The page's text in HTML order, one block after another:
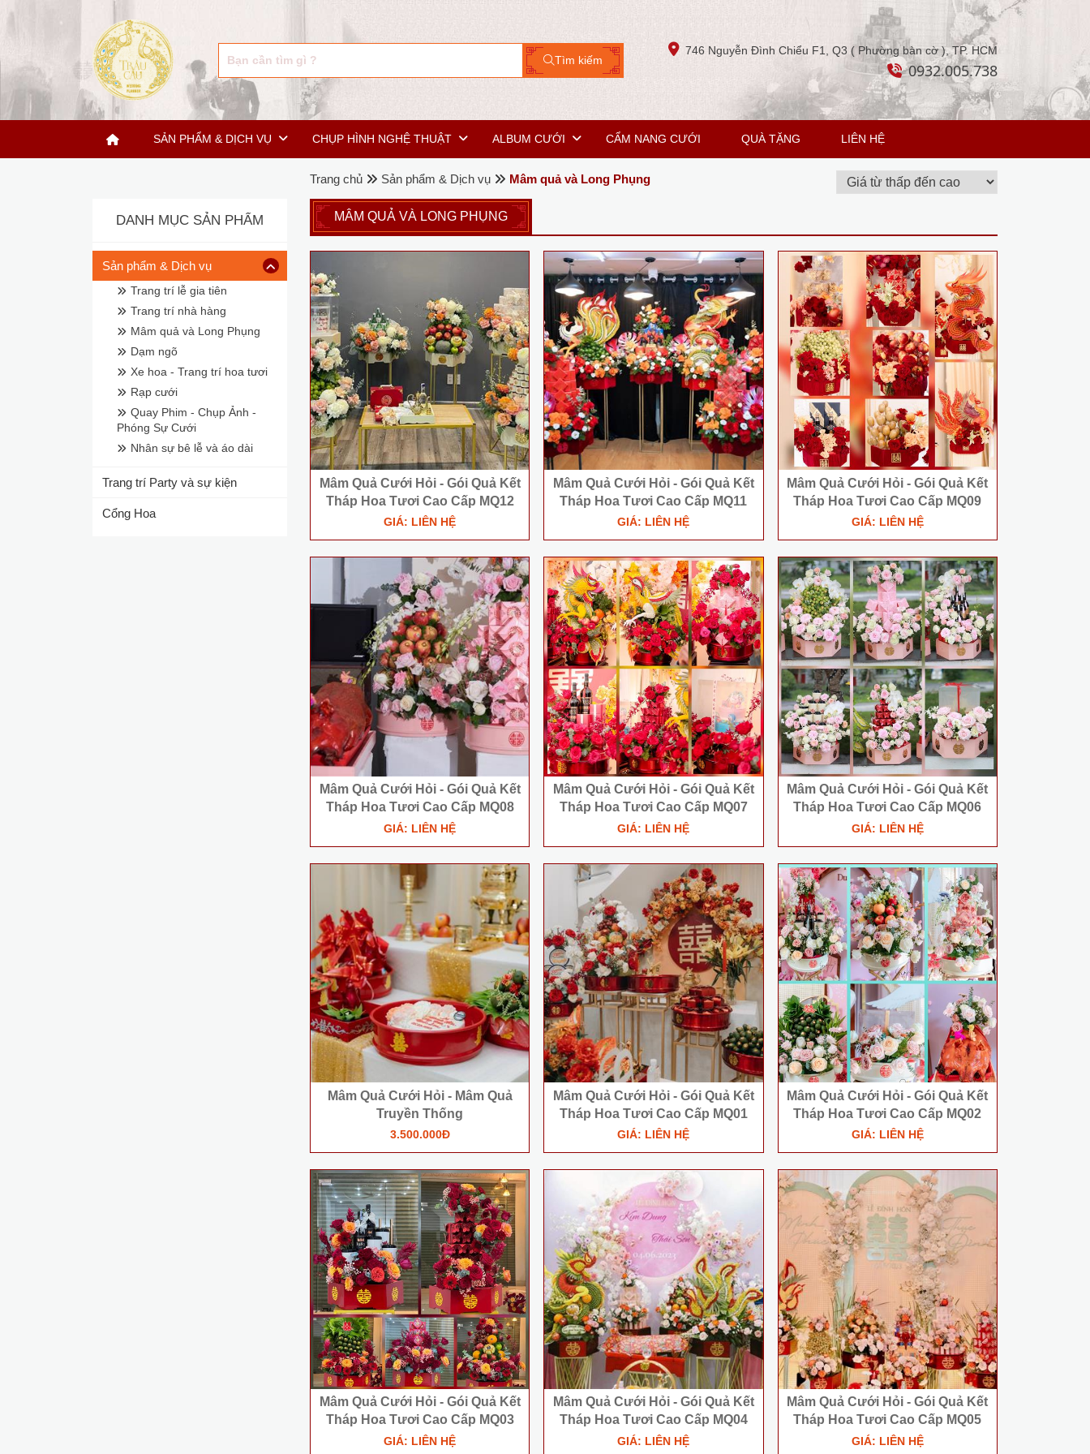
Tìm kiếm
746 Nguyễn Đình Chiểu F1, Q3 ( Phường bàn cờ ), TP. HCM
0932.005.738
SẢN PHẨM & DỊCH VỤ CHỤP HÌNH NGHỆ THUẬT ALBUM CƯỚI CẨM NANG CƯỚI QUÀ TẶNG LIÊN HỆ
DANH MỤC SẢN PHẨM
Sản phẩm & Dịch vụ
Trang trí lễ gia tiên
Trang trí nhà hàng
Mâm quả và Long Phụng
Dạm ngõ
Xe hoa - Trang trí hoa tươi
Rạp cưới
Quay Phim - Chụp Ảnh -
Phóng Sự Cưới
Nhân sự bê lễ và áo dài
Trang trí Party và sự kiện
Cổng Hoa
Trang chủ Sản phẩm & Dịch vụ Mâm quả và Long Phụng
MÂM QUẢ VÀ LONG PHỤNG
Mâm Quả Cưới Hỏi - Gói Quả Kết
Tháp Hoa Tươi Cao Cấp MQ12
GIÁ: LIÊN HỆ
Mâm Quả Cưới Hỏi - Gói Quả Kết
Tháp Hoa Tươi Cao Cấp MQ11
GIÁ: LIÊN HỆ
Mâm Quả Cưới Hỏi - Gói Quả Kết
Tháp Hoa Tươi Cao Cấp MQ09
GIÁ: LIÊN HỆ
Mâm Quả Cưới Hỏi - Gói Quả Kết
Tháp Hoa Tươi Cao Cấp MQ08
GIÁ: LIÊN HỆ
Mâm Quả Cưới Hỏi - Gói Quả Kết
Tháp Hoa Tươi Cao Cấp MQ07
GIÁ: LIÊN HỆ
Mâm Quả Cưới Hỏi - Gói Quả Kết
Tháp Hoa Tươi Cao Cấp MQ06
GIÁ: LIÊN HỆ
Mâm Quả Cưới Hỏi - Mâm Quả
Truyền Thống
3.500.000Đ
Mâm Quả Cưới Hỏi - Gói Quả Kết
Tháp Hoa Tươi Cao Cấp MQ01
GIÁ: LIÊN HỆ
Mâm Quả Cưới Hỏi - Gói Quả Kết
Tháp Hoa Tươi Cao Cấp MQ02
GIÁ: LIÊN HỆ
Mâm Quả Cưới Hỏi - Gói Quả Kết
Tháp Hoa Tươi Cao Cấp MQ03
GIÁ: LIÊN HỆ
Mâm Quả Cưới Hỏi - Gói Quả Kết
Tháp Hoa Tươi Cao Cấp MQ04
GIÁ: LIÊN HỆ
Mâm Quả Cưới Hỏi - Gói Quả Kết
Tháp Hoa Tươi Cao Cấp MQ05
GIÁ: LIÊN HỆ